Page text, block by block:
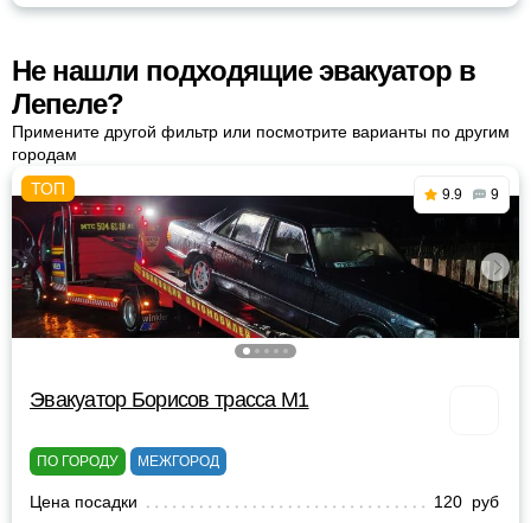
Не нашли подходящие эвакуатор в
Лепеле?
Примените другой фильтр или посмотрите варианты по другим
городам
9.9 9
Эвакуатор Борисов трасса М1
ПО ГОРОДУ МЕЖГОРОД
Цена посадки
120 руб